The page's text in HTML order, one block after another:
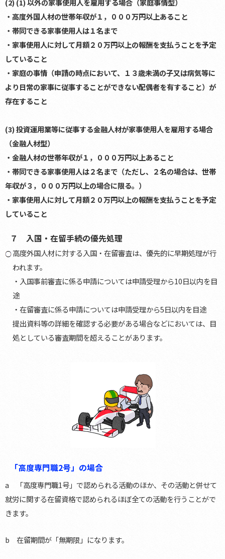
(2) (1) 以外の家事使用人を雇用する場合（家庭事情型）
・高度外国人材の世帯年収が１，０００万円以上あること
・帯同できる家事使用人は１名まで
・家事使用人に対して月額２０万円以上の報酬を支払うことを予定
していること
・家庭の事情（申請の時点において、１３歳未満の子又は病気等に
より日常の家事に従事することができない配偶者を有すること）が
存在すること
(3) 投資運用業等に従事する金融人材が家事使用人を雇用する場合
（金融人材型）
・金融人材の世帯年収が１，０００万円以上あること
・帯同できる家事使用人は２名まで（ただし、２名の場合は、世帯
年収が３，０００万円以上の場合に限る。）
・家事使用人に対して月額２０万円以上の報酬を支払うことを予定
していること
７ 入国・在留手続の優先処理
高度外国人材に対する入国・在留審査は、優先的に早期処理が行
われます。
・入国事前審査に係る申請については申請受理から10日以内を目
途
・在留審査に係る申請については申請受理から5日以内を目途
提出資料等の詳細を確認する必要がある場合などにおいては、目
処としている審査期間を超えることがあります。
「高度専門職2号」の場合
a 「高度専門職1号」で認められる活動のほか、その活動と併せて
就労に関する在留資格で認められるほぼ全ての活動を行うことがで
きます。
b 在留期間が「無期限」になります。